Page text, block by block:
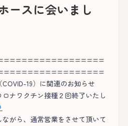
ースに会いまし
19）に関連のお知らせ
ナワクチン接種２回終了いたし
がら、通常営業をさせて頂いて